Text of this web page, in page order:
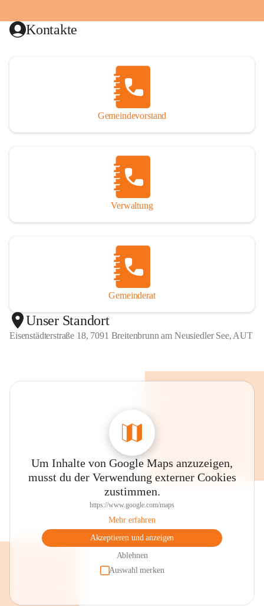
Kontakte
Gemeindevorstand
Verwaltung
Gemeinderat
Unser Standort
Eisenstädterstraße 18, 7091 Breitenbrunn am Neusiedler See, AUT
Um Inhalte von Google Maps anzuzeigen,
musst du der Verwendung externer Cookies
zustimmen.
https://www.google.com/maps
Mehr erfahren
Akzeptieren und anzeigen
Ablehnen
Auswahl merken